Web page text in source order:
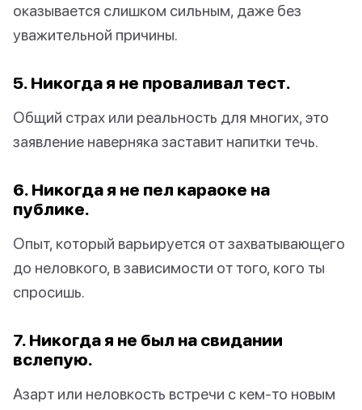
оказывается слишком сильным, даже без
уважительной причины.
5. Никогда я не проваливал тест.
Общий страх или реальность для многих, это
заявление наверняка заставит напитки течь.
6. Никогда я не пел караоке на
публике.
Опыт, который варьируется от захватывающего
до неловкого, в зависимости от того, кого ты
спросишь.
7. Никогда я не был на свидании
вслепую.
Азарт или неловкость встречи с кем-то новым